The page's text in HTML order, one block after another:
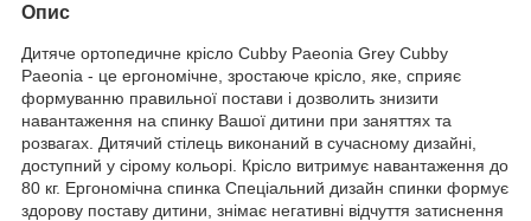
Опис
Дитяче ортопедичне крісло Cubby Paeonia Grey Cubby
Paeonia - це ергономічне, зростаюче крісло, яке, сприяє
формуванню правильної постави і дозволить знизити
навантаження на спинку Вашої дитини при заняттях та
розвагах. Дитячий стілець виконаний в сучасному дизайні,
доступний у сірому кольорі. Крісло витримує навантаження до
80 кг. Ергономічна спинка Спеціальний дизайн спинки формує
здорову поставу дитини, знімає негативні відчуття затиснення